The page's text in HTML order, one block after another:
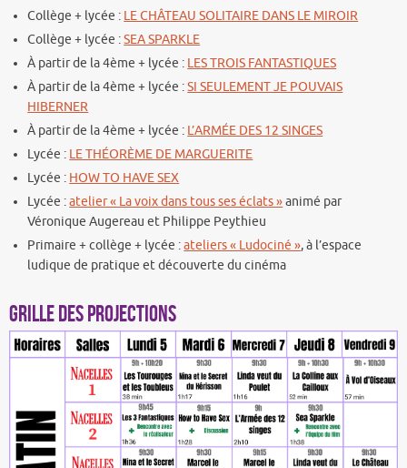
Collège + lycée : LE CHÂTEAU SOLITAIRE DANS LE MIROIR
Collège + lycée :SEA SPARKLE
À partir de la 4ème + lycée : LES TROIS FANTASTIQUES
À partir de la 4ème + lycée :SI SEULEMENT JE POUVAIS
HIBERNER
À partir de la 4ème + lycée : L’ARMÉE DES 12 SINGES
Lycée : LE THÉORÈME DE MARGUERITE
Lycée : HOW TO HAVE SEX
Lycée :atelier « La voix dans tous ses éclats »animé par
Véronique Augereau et Philippe Peythieu
Primaire + collège + lycée :ateliers « Ludociné », à l’espace
ludique de pratique et découverte du cinéma
Grille des projections